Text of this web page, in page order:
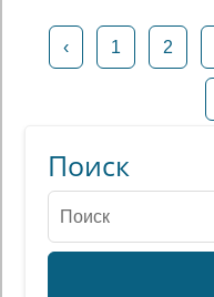
‹ 1 2
Поиск